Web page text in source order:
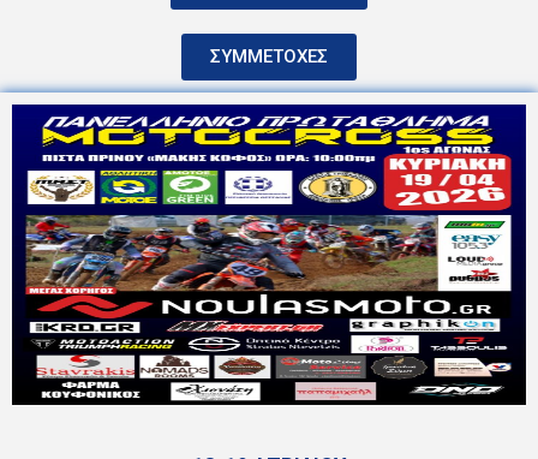
ΣΥΜΜΕΤΟΧΕΣ